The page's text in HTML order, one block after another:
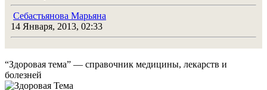
Себастьянова Марьяна
14 Января, 2013, 02:33
“Здоровая тема” — справочник медицины, лекарств и
болезней